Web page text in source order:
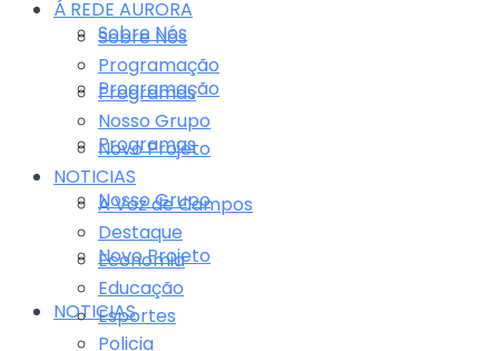
Sobre Nós
Programação
Programas
Nosso Grupo
Novo Projeto
NOTICIAS
Á REDE AURORA
Sobre Nós
Programação
Programas
Nosso Grupo
Novo Projeto
NOTICIAS
A Voz de Campos
Destaque
Economia
Educação
Esportes
Policia